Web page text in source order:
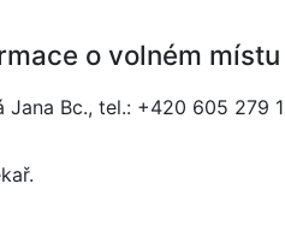
o volném místu
Jana Bc., tel.: +420 605 279